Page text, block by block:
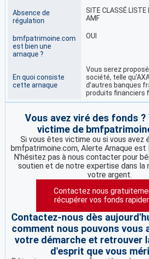
Absence de
régulation
SITE CLASSÉ LISTE
AMF
bmfpatrimoine.com
est bien une
arnaque ?
OUI
En quoi consiste
cette arnaque
Vous serez
société, telle
d’autres banques
produits financiers
Vous avez viré des fonds ?
victime de
Si vous êtes victime ou si vous avez
bmfpatrimoine.com, Alerte Arnaque est
N'hésitez pas à nous contacter pour
soutien et de notre expertise dans la
votre argent.
Contactez nous
récupérer vos fonds
Contactez-nous dès
comment nous pouvons vous
votre démarche et retrouver
d'esprit que vous